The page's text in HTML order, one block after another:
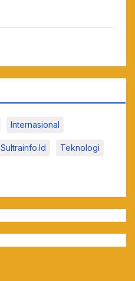
Internasional
Sultrainfo.id Teknologi